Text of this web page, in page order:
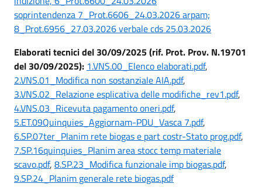
soprintendenza 7_Prot.6606_24.03.2026 arpam;
8_Prot.6956_27.03.2026 verbale cds 25.03.2026
Elaborati tecnici del 30/09/2025 (rif. Prot. Prov. N.19701
del 30/09/2025): 1.VNS.00_Elenco elaborati.pdf,
2.VNS.01_Modifica non sostanziale AIA.pdf,
3.VNS.02_Relazione esplicativa delle modifiche_rev1.pdf,
4.VNS.03_Ricevuta pagamento oneri.pdf,
5.ET.09Quinquies_Aggiornam-PDU_Vasca 7.pdf,
6.SP.07ter_Planim rete biogas e part costr-Stato prog.pdf,
7.SP.16quinquies_Planim area stocc temp materiale
scavo.pdf, 8.SP.23_Modifica funzionale imp biogas.pdf,
9.SP.24_Planim generale rete biogas.pdf